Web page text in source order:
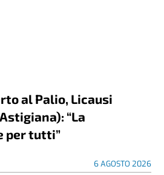
al Palio, Licausi
“La
per tutti”
6 AGOSTO 2026